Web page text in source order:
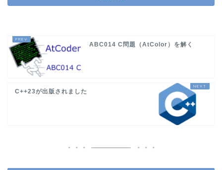
ABC014 C問題（AtColor）を解く
C++23が出版されました